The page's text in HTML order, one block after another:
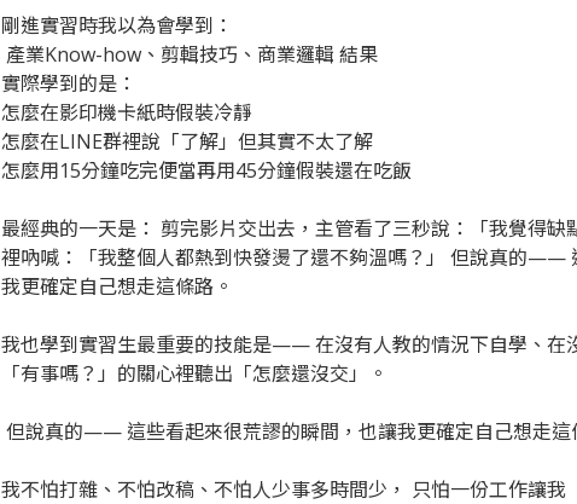
剛進實習時我以為會學到：
產業Know-how、剪輯技巧、商業邏輯 結果
實際學到的是：
怎麼在影印機卡紙時假裝冷靜
怎麼在LINE群裡說「了解」但其實不太了解
怎麼用15分鐘吃完便當再用45分鐘假裝還在吃飯
最經典的一天是： 剪完影片交出去，主管看了三秒說：「我覺得
裡吶喊：「我整個人都熱到快發燙了還不夠溫嗎？」 但說真的——
我更確定自己想走這條路。
我也學到實習生最重要的技能是—— 在沒有人教的情況下自學、在
「有事嗎？」的關心裡聽出「怎麼還沒交」。
但說真的—— 這些看起來很荒謬的瞬間，也讓我更確定自己想走這
我不怕打雜、不怕改稿、不怕人少事多時間少， 只怕一份工作讓我